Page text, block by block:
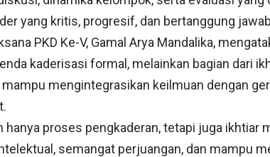
yang kritis, progresif, dan bertanggung
PKD Ke-V, Gamal Arya Mandalika,
kaderisasi formal, melainkan bagian dari
mampu mengintegrasikan keilmuan dengan
hanya proses pengkaderan, tetapi juga ikhtiar
semangat perjuangan, dan mampu